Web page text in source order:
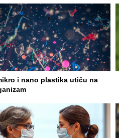
i nano plastika utiču na